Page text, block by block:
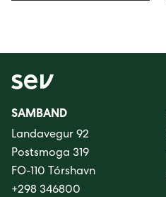
SAMBAND
Landavegur 92
Postsmoga 319
FO-110 Tórshavn
+298 346800